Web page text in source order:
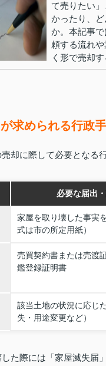
て売りたい
かったり、
か。本記事
頼する流れ
く形で売却
求められる行政
却に際して必要となる
必要な届出
家屋を取り壊した事実
式は市の所定用紙）
売買契約書または売渡
鑑登録証明書
該当土地の状況に応じ
失・用途変更など）
た際には「家屋滅失届